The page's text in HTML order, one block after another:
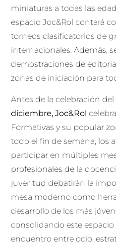
miniaturas a todas las
espacio Joc&Rol contará
torneos clasificatorios de
internacionales. Además,
demostraciones de
zonas de iniciación para
Antes de la celebración
diciembre, Joc&Rol
Formativas y su popular
todo el fin de semana, los
participar en múltiples
profesionales de la
juventud debatirán la
mesa moderno como
desarrollo de los más
consolidando este
encuentro entre ocio,